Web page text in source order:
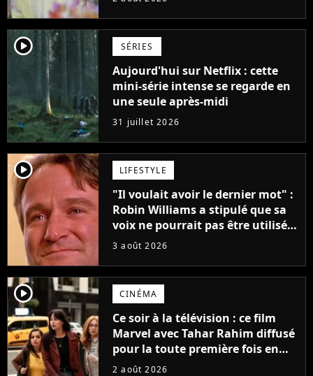
player2 SÉRIES
Aujourd'hui sur Netflix : cette
mini-série intense se regarde en
une seule après-midi
31 juillet 2026
player2 LIFESTYLE
"Il voulait avoir le dernier mot" :
Robin Williams a stipulé que sa
voix ne pourrait pas être utilisée
avant 2039, pourtant Disney
inédits
3 août 2026
player2 CINÉMA
Ce soir à la télévision : ce film
Marvel avec Tahar Rahim diffusé
pour la toute première fois en
France
2 août 2026